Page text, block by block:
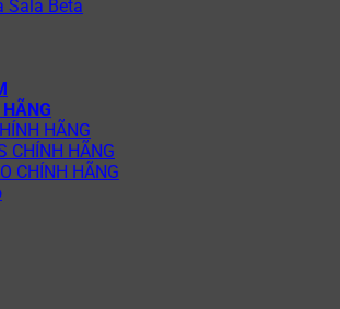
Sala Beta
HÃNG
CHÍNH HÃNG
CHÍNH HÃNG